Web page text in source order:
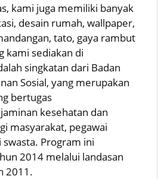
kami juga memiliki banyak
desain rumah, wallpaper,
tato, gaya rambut
kami sediakan di
singkatan dari Badan
Sosial, yang merupakan
bertugas
kesehatan dan
masyarakat, pegawai
Program ini
2014 melalui landasan
2011.